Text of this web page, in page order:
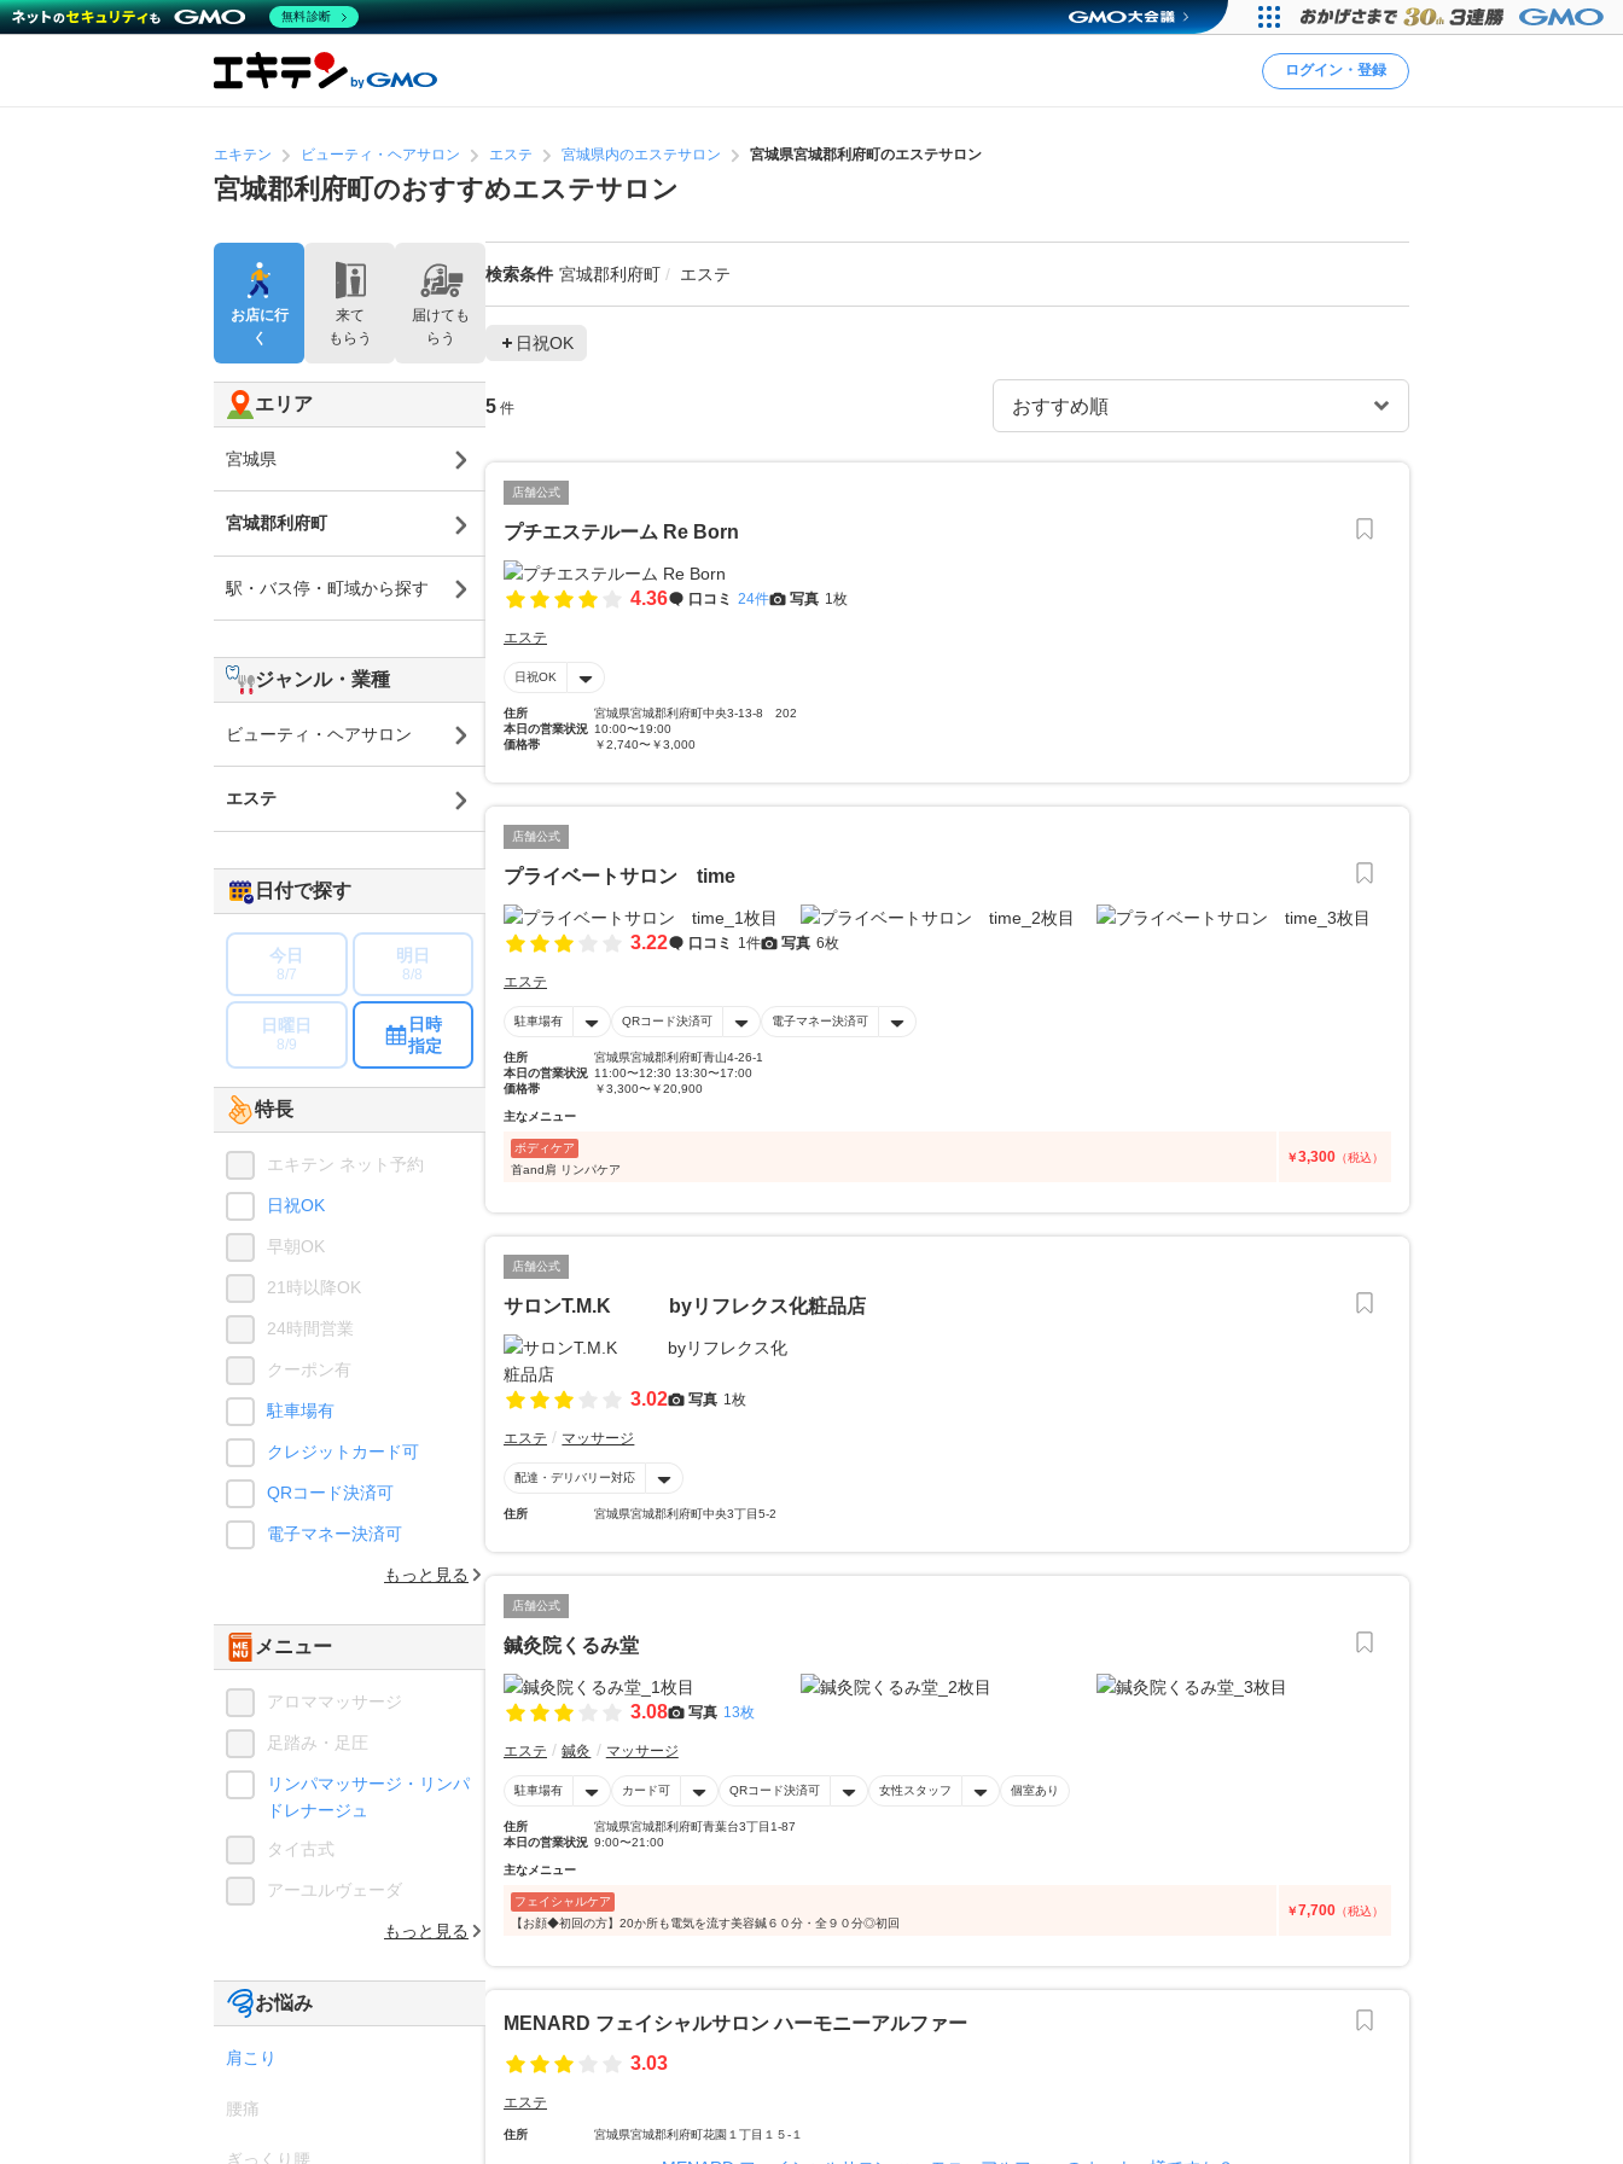
ログイン・登録
エキテン ビューティ・ヘアサロン エステ 宮城県内のエステサロン 宮城県宮城郡利府町のエステサロン
宮城郡利府町のおすすめエステサロン
検索条件 宮城郡利府町 エステ
日祝OK
5 件
店舗公式
プチエステルーム Re Born
4.36 口コミ 24件 写真 1枚
エステ
日祝OK
住所
宮城県宮城郡利府町中央3-13-8 202
本日の営業状況 10:00〜19:00
価格帯
￥2,740〜￥3,000
店舗公式
プライベートサロン time
3.22 口コミ 1件 写真 6枚
エステ
駐車場有 QRコード決済可 電子マネー決済可
住所
宮城県宮城郡利府町青山4-26-1
本日の営業状況 11:00〜12:30 13:30〜17:00
価格帯
￥3,300〜￥20,900
主なメニュー
ボディケア
首and肩 リンパケア
￥3,300 （税込）
店舗公式
サロンT.M.K byリフレクス化粧品店
3.02 写真 1枚
エステ マッサージ
配達・デリバリー対応
住所 宮城県宮城郡利府町中央3丁目5-2
店舗公式
鍼灸院くるみ堂
3.08 写真 13枚
エステ 鍼灸 マッサージ
駐車場有 カード可 QRコード決済可 女性スタッフ 個室あり
住所
宮城県宮城郡利府町青葉台3丁目1-87
本日の営業状況 9:00〜21:00
主なメニュー
フェイシャルケア
【お顔◆初回の方】20か所も電気を流す美容鍼６０分・全９０分◎初回
￥7,700 （税込）
MENARD フェイシャルサロン ハーモニーアルファー
3.03
エステ
住所 宮城県宮城郡利府町花園１丁目１５-１
お店に行
く
来て
もらう
届けても
らう
エリア
宮城県
宮城郡利府町
駅・バス停・町域から探す
ジャンル・業種
ビューティ・ヘアサロン
エステ
日付で探す
今日
8/7
明日
8/8
日曜日
8/9
日時
指定
特長
エキテン ネット予約
日祝OK
早朝OK
21時以降OK
24時間営業
クーポン有
駐車場有
クレジットカード可
QRコード決済可
電子マネー決済可
もっと見る
メニュー
アロママッサージ
足踏み・足圧
リンパマッサージ・リンパ
ドレナージュ
タイ古式
アーユルヴェーダ
もっと見る
お悩み
肩こり
腰痛
ぎっくり腰
無料診断